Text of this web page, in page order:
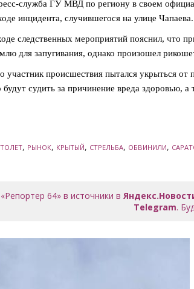
служба ГУ МВД по региону в своем
инцидента, случившегося на улице Чапаева.
следственных мероприятий пояснил, что
для запугивания, однако произошел
участник происшествия пытался укрыться
будут судить за причинение вреда здоровью,
, РЫНОК, КРЫТЫЙ, СТРЕЛЬБА, ОБВИНИЛИ,
64» в источники в
Telegram.